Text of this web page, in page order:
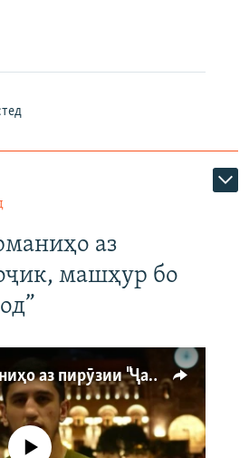
аз
машҳур бо
Ҳаводории арманиҳо аз пирӯзии "Ҷаллод"-и тоҷик
кор намекунад